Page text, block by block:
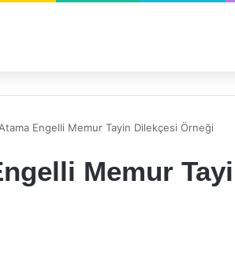
Atama Engelli Memur Tayin Dilekçesi Örneği
Memur